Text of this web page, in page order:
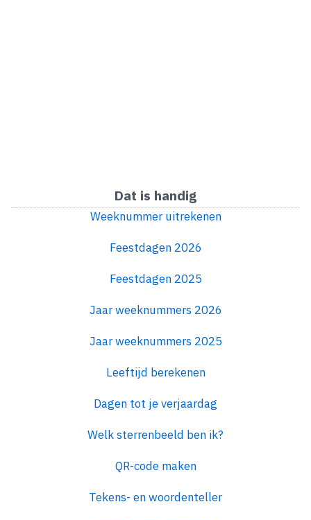
Dat is handig
Weeknummer uitrekenen
Feestdagen 2026
Feestdagen 2025
Jaar weeknummers 2026
Jaar weeknummers 2025
Leeftijd berekenen
Dagen tot je verjaardag
Welk sterrenbeeld ben ik?
QR-code maken
Tekens- en woordenteller